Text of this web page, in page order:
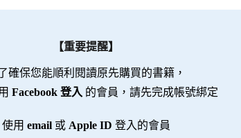
【重要提醒】
確保您能順利閱讀原先購買的書籍，
Facebook 登入 的會員，請先完成帳號綁定
使用 email或 Apple ID 登入的會員